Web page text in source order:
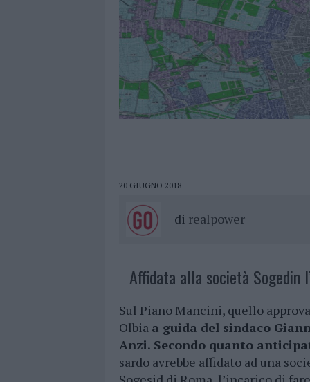
20 GIUGNO 2018
di realpower
Affidata alla società
Sul Piano Mancini, quello
Olbia a guida del sindaco
Anzi. Secondo quanto
sardo avrebbe affidato ad una